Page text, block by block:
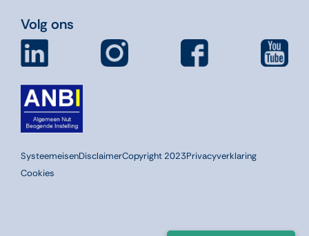
Volg ons
SysteemeisenDisclaimerCopyright 2023Privacyverklaring
Cookies